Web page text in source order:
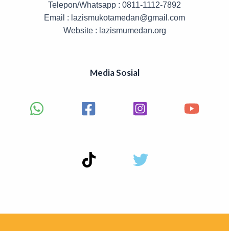
Telepon/Whatsapp : 0811-1112-7892
Email : lazismukotamedan@gmail.com
Website : lazismumedan.org
Media Sosial